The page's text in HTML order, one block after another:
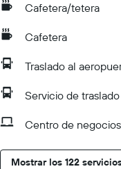
Cafetera/tetera
Cafetera
Traslado al
Servicio de
Centro de negocios
Mostrar los 122